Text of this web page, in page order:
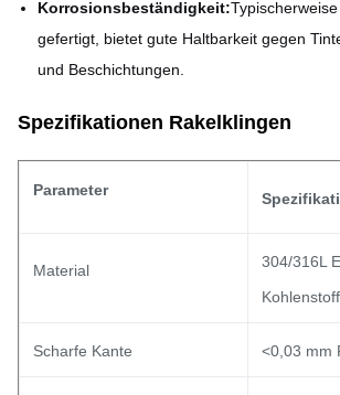
Korrosionsbeständigkeit:
gefertigt, bietet gute Haltbarkeit gegen
und Beschichtungen.
Spezifikationen Rakelklingen
Parameter
Material
304/316L
Scharfe Kante <0,03 mm